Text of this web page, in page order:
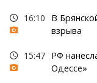
16:10
В
взрыва
15:47 РФ
Одессе»